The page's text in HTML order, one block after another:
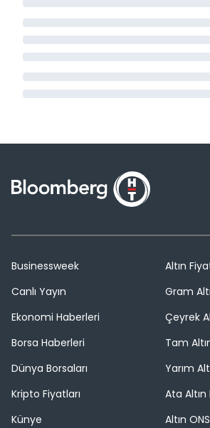
Businessweek
Canlı Yayın
Ekonomi Haberleri
Borsa Haberleri
Dünya Borsaları
Kripto Fiyatları
Künye
Altın
Gram
Çeyrek
Tam
Yarım
Ata Altın
Altın